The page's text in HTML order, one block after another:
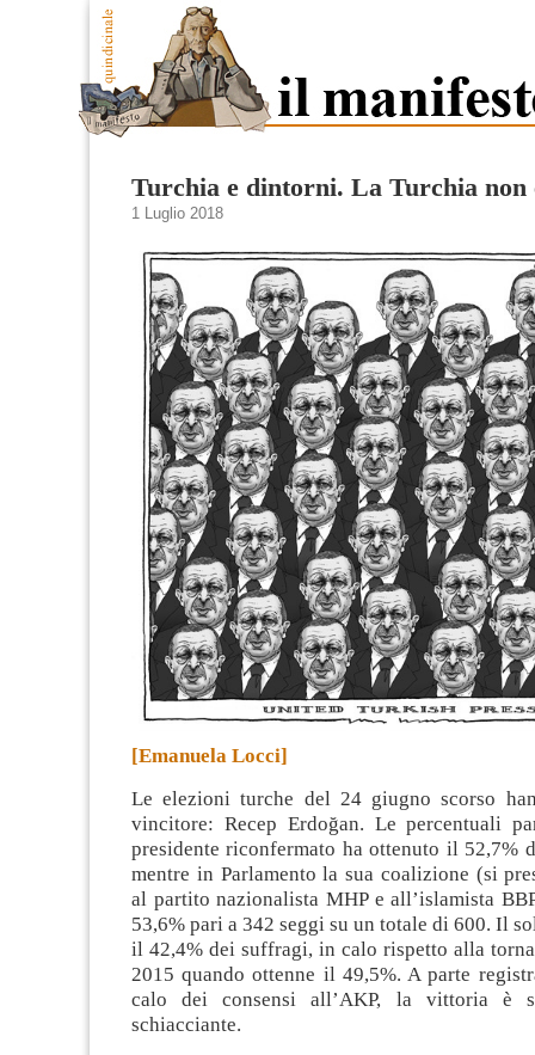
Turchia e dintorni. La Turchia non
1 Luglio 2018
[Emanuela Locci]
Le elezioni turche del 24 giugno scorso
vincitore: Recep Erdoğan. Le percentuali
presidente riconfermato ha ottenuto il 52,7%
mentre in Parlamento la sua coalizione (si
al partito nazionalista MHP e all’islamista
53,6% pari a 342 seggi su un totale di 600. Il
il 42,4% dei suffragi, in calo rispetto alla
2015 quando ottenne il 49,5%. A parte
calo dei consensi all’AKP, la vittoria è
schiacciante.